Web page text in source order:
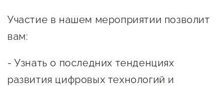
Истории успеха
социальной сфере
Поддержка центра
креативного
О центре
Обучающие
Центр поддержки экспорта
Участие в нашем мероприятии позволит
вам:
- Узнать о последних тенденциях
развития цифровых технологий и